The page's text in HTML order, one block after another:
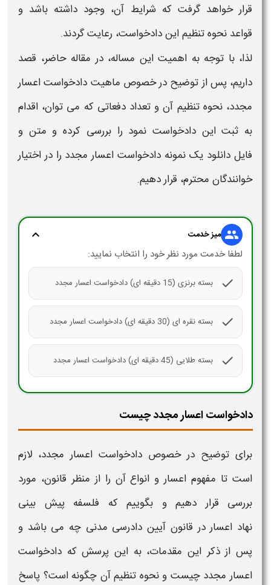
قرار خواهد گرفت که شرایط آن، وجود داشته باشد و
قواعد نحوه تنظیماین دادخواست، رعایت گردند.
لذا، با توجه به اهمیت این مساله، در مقاله حاضر، قصد
داریم، پس از توضیح در خصوص ماهیت دادخواست اعسار
مجدد، نحوه تنظیم آن و تعداد دفعاتی که می توان، اقدام
به ثبت ایندادخواست نمود را بررسی کرده ومتن و
فایل دانلود یک نمونه دادخواست اعسار مجدد را در اختیار
خوانندگان محترم، قرار دهیم.
group میز خدمت expand_more
لطفا خدمت مورد نظر خود را انتخاب نمایید:
check بسته برنزی (15 دقیقه ای) دادخواست اعسار مجدد
check بسته نقره ای (30 دقیقه ای) دادخواست اعسار مجدد
check بسته طلایی (45 دقیقه ای) دادخواست اعسار مجدد
دادخواست اعسار مجدد چیست
برای توضیح در خصوص دادخواست اعسار مجدد، لازم
است تا مفهوم اعسارو انواع آن را از منظر قانون، مورد
بررسی قرار دهیم و بگوییم که فلسفه پیش بینی
نهاد اعساردر قانون آیین دادرسی مدنی چه می باشد و
پس از ذکر این مقدمات، به این پرسش که دادخواست
اعسار مجددچیست و نحوه تنظیمآن چگونه است؟ پاسخ